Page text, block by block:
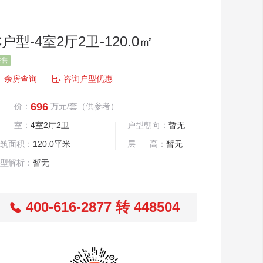
型-4室2厅2卫-120.0㎡
余房查询  咨询户型优惠
价： 696 万元/套 （供参考）
室： 4室2厅2卫
面积： 120.0平米
户型朝向： 暂无
层 高： 暂无
解析： 暂无
 400-616-2877 转 448504